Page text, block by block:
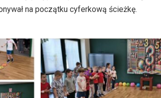
na początku cyferkową ścieżkę.